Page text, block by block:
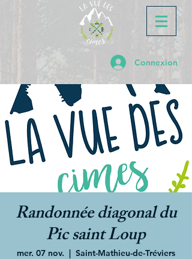
Connexion
Randonnée diagonal du
Pic saint Loup
mer. 07 nov.
  |
Saint-Mathieu-de-Tréviers